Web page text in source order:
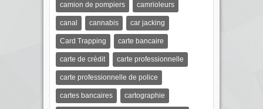
camion de pompiers camrioleurs
canal cannabis car jacking
Card Trapping carte bancaire
carte de crédit carte professionnelle
carte professionnelle de police
cartes bancaires cartographie